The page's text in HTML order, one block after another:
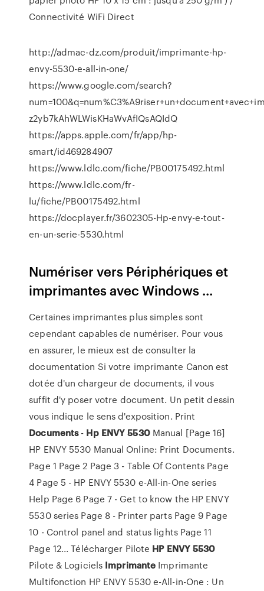
Connectivité WiFi Direct
http://admac-dz.com/produit/imprimante-hp-
envy-5530-e-all-in-one/
https://www.google.com/search?
z2yb7kAhWLWisKHaWvAfIQsAQIdQ
https://apps.apple.com/fr/app/hp-
smart/id469284907
https://www.ldlc.com/fiche/PB00175492.html
https://www.ldlc.com/fr-
lu/fiche/PB00175492.html
https://docplayer.fr/3602305-Hp-envy-e-tout-
en-un-serie-5530.html
Numériser vers Périphériques et
imprimantes avec Windows ...
Certaines imprimantes plus simples sont
cependant capables de numériser. Pour vous
en assurer, le mieux est de consulter la
documentation Si votre imprimante Canon est
dotée d'un chargeur de documents, il vous
suffit d'y poser votre document. Un petit dessin
vous indique le sens d'exposition. Print
Documents- Hp ENVY 5530Manual [Page 16]
HP ENVY 5530 Manual Online: Print Documents.
Page 1 Page 2 Page 3 - Table Of Contents Page
4 Page 5 - HP ENVY 5530 e-All-in-One series
Help Page 6 Page 7 - Get to know the HP ENVY
5530 series Page 8 - Printer parts Page 9 Page
10 - Control panel and status lights Page 11
Page 12... Télécharger Pilote HP ENVY5530
Pilote & Logiciels Imprimante Imprimante
Multifonction HP ENVY 5530 e-All-in-One : Un